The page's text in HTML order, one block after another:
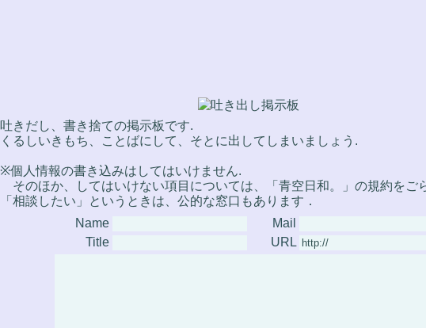
吐きだし、書き捨ての掲示板です.
くるしいきもち、ことばにして、そとに出してしまいましょう.
※個人情報の書き込みはしてはいけません.
そのほか、してはいけない項目については、「青空日和。」の規約をご
「相談したい」というときは、公的な窓口もあります．
Name
Mail
Title
URL